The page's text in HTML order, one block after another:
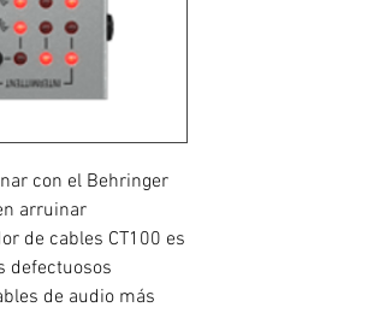
con el Behringer
arruinar
de cables CT100 es
defectuosos
de audio más